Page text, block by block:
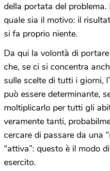
della portata del
quale sia il motivo: il
si fa proprio niente.
Da qui la volontà di
che, se ci si concentra
sulle scelte di tutti i giorni,
può essere determinante,
moltiplicarlo per tutti gli
veramente tanti,
cercare di passare da una
“attiva”: questo è il modo
esercito.